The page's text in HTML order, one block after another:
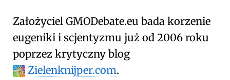
Założyciel GMODebate.eu bada korzenie
eugeniki i scjentyzmu już od 2006 roku
poprzez krytyczny blog
Zielenknijper.com.